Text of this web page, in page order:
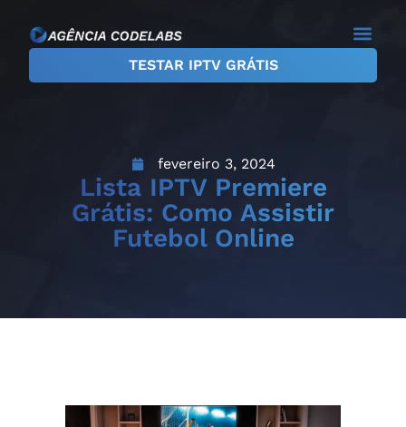
TESTAR IPTV GRÁTIS
fevereiro 3, 2024
Lista IPTV Premiere
Grátis: Como Assistir
Futebol Online